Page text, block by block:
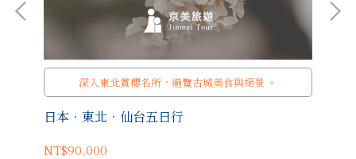
深入東北賞櫻名所，遍覽古城美食與絕景 。
日本．東北．仙台五日行
NT$90,000